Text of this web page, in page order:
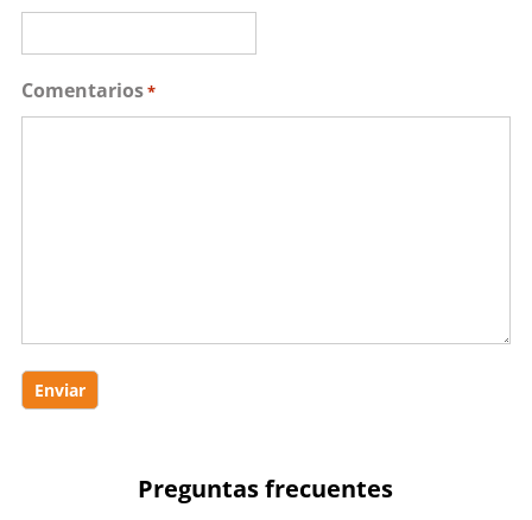
Comentarios*
Preguntas frecuentes